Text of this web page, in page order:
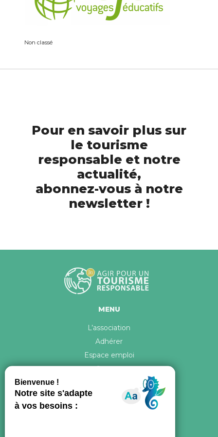
Non classé
Pour en savoir plus sur
le tourisme
responsable et notre
actualité,
abonnez-vous à notre
newsletter !
MENU
L’association
Adhérer
Espace emploi
Contact